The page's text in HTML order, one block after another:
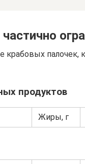
палочек,
продуктов
Жиры, г